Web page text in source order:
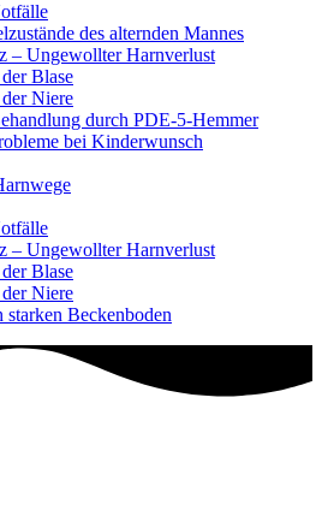
des alternden Mannes
– Ungewollter Harnverlust
Blase
Niere
durch PDE-5-Hemmer
bei Kinderwunsch
– Ungewollter Harnverlust
Blase
Niere
starken Beckenboden